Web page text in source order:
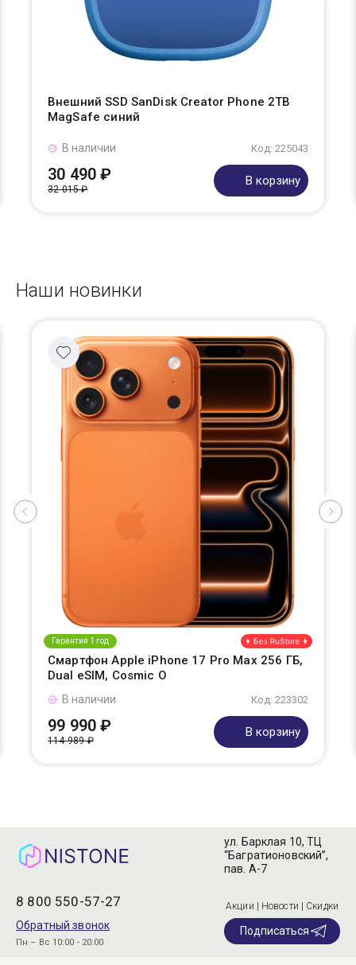
Внешний SSD SanDisk Creator Phone 2TB
MagSafe синий
Код: 225043
В наличии
30 490 ₽
32 015 ₽
В корзину
Наши новинки
Гарантия 1 год
Смартфон Apple iPhone 17 Pro Max 256 ГБ,
Dual eSIM, Cosmic O
Код: 223302
В наличии
99 990 ₽
114 989 ₽
В корзину
8 800 550-57-27
Обратный звонок
Пн – Вс 10:00 - 20:00
ул. Барклая 10, ТЦ
“Багратионовский”,
пав. А-7
Акции | Новости | Скидки
Подписаться